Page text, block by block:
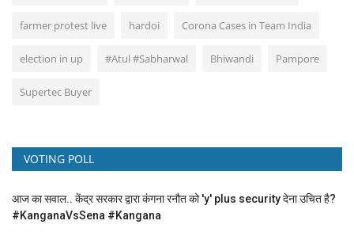
farmer protest live hardoi Corona Cases in Team India
election in up #Atul #Sabharwal Bhiwandi Pampore
Supertec Buyer
VOTING POLL
आज का सवाल.. केंद्र सरकार द्वारा कंगना रनौत को 'y' plus security देना उचित है?
#KanganaVsSena #Kangana